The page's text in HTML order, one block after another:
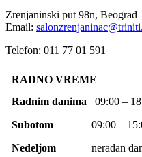
Zrenjaninski put 98n, Beograd
Email:
Telefon: 011 77 01 591
RADNO VREME
Radnim danima 09:00 –
Subotom 09:00 –
Nedeljom neradan